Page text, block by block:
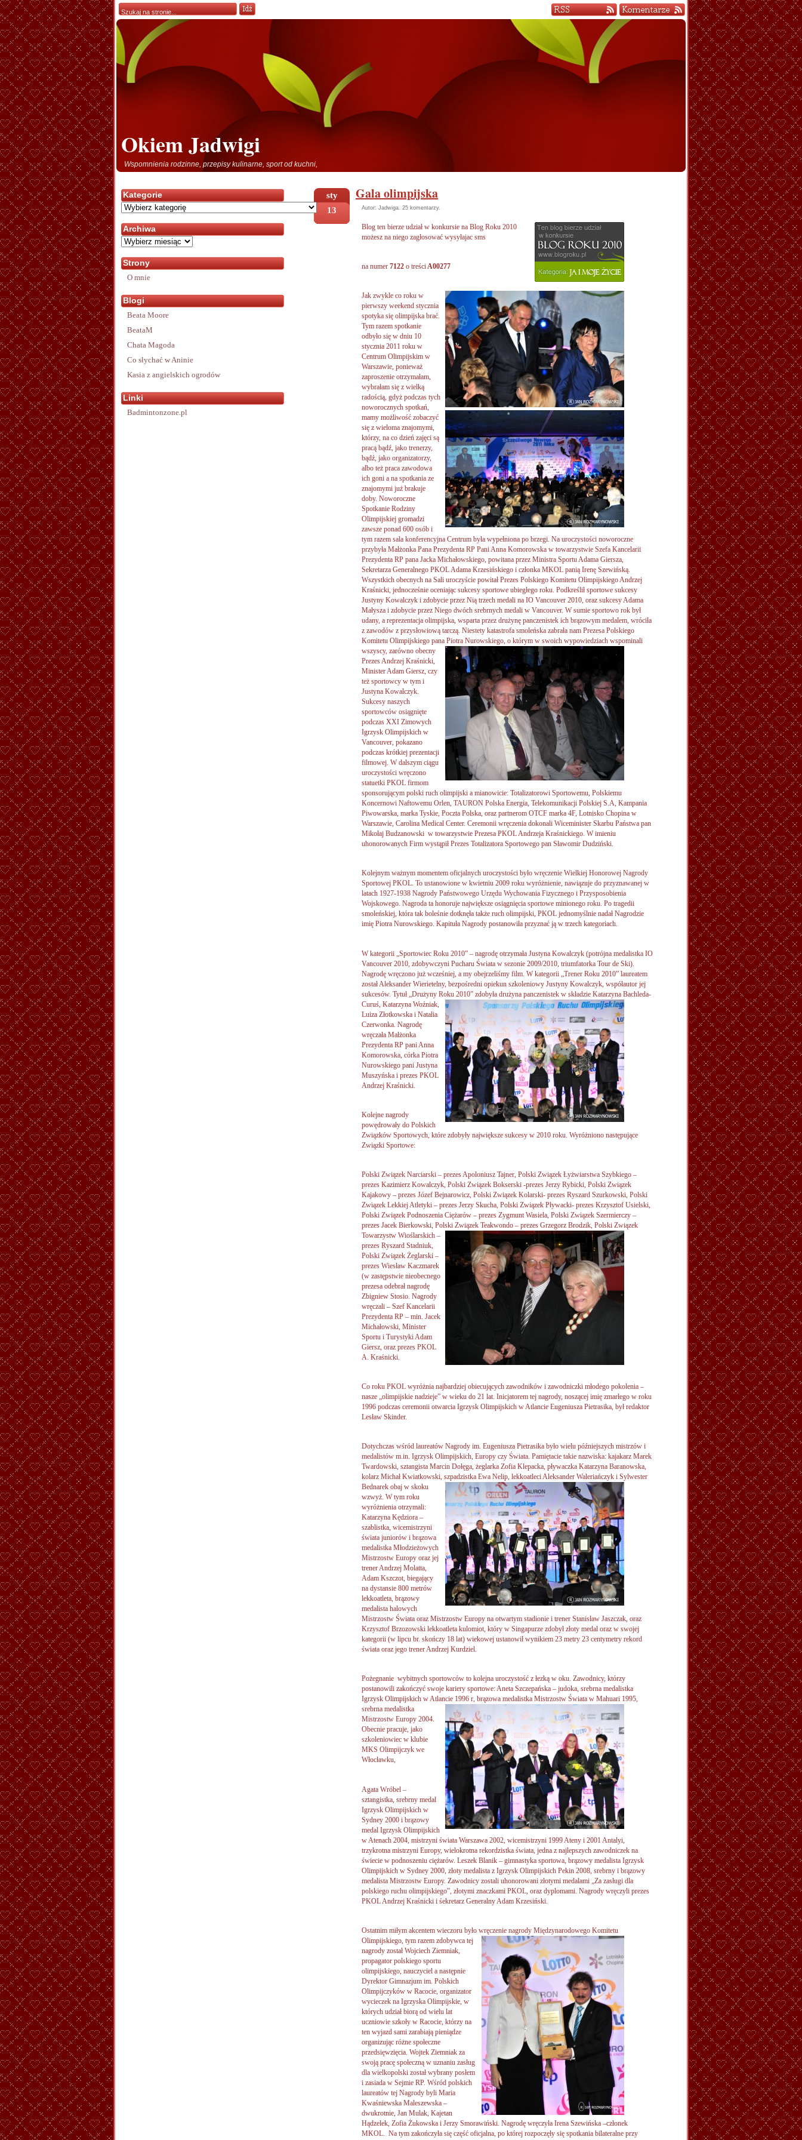
Okiem Jadwigi
Wspomnienia rodzinne, przepisy kulinarne, sport od kuchni,
sty
13
Gala olimpijska
Autor: Jadwiga. 25 komentarzy.
Blog ten bierze udział w konkursie na Blog Roku 2010
możesz na niego zagłosować wysyłajac sms
na numer 7122 o treściA00277
Jak zwykle co roku w
pierwszy weekend stycznia
spotyka się olimpijska brać.
Tym razem spotkanie
odbyło się w dniu 10
stycznia 2011 roku w
Centrum Olimpijskim w
Warszawie, ponieważ
zaproszenie otrzymałam,
wybrałam się z wielką
radością, gdyż podczas tych
noworocznych spotkań,
mamy możliwość zobaczyć
się z wieloma znajomymi,
którzy, na co dzień zajęci są
pracą bądź, jako trenerzy,
bądź, jako organizatorzy,
albo też praca zawodowa
ich goni a na spotkania ze
znajomymi już brakuje
doby. Noworoczne
Spotkanie Rodziny
Olimpijskiej gromadzi
zawsze ponad 600 osób i
tym razem sala konferencyjna Centrum była wypełniona po brzegi. Na uroczystości noworoczne
przybyła Małżonka Pana Prezydenta RP Pani Anna Komorowska w towarzystwie Szefa Kancelarii
Prezydenta RP pana Jacka Michałowskiego, powitana przez Ministra Sportu Adama Giersza,
Sekretarza Generalnego PKOL Adama Krzesińskiego i członka MKOL panią Irenę Szewińską.
Wszystkich obecnych na Sali uroczyście powitał Prezes Polskiego Komitetu Olimpijskiego Andrzej
Kraśnicki, jednocześnie oceniając sukcesy sportowe ubiegłego roku. Podkreślił sportowe sukcesy
Justyny Kowalczyk i zdobycie przez Nią trzech medali na IO Vancouver 2010, oraz sukcesy Adama
Małysza i zdobycie przez Niego dwóch srebrnych medali w Vancouver. W sumie sportowo rok był
udany, a reprezentacja olimpijska, wsparta przez drużynę panczenistek ich brązowym medalem, wróciła
z zawodów z przysłowiową tarczą. Niestety katastrofa smoleńska zabrała nam Prezesa Polskiego
Komitetu Olimpijskiego pana Piotra Nurowskiego, o którym w swoich wypowiedziach wspominali
wszyscy, zarówno obecny
Prezes Andrzej Kraśnicki,
Minister Adam Giersz, czy
też sportowcy w tym i
Justyna Kowalczyk.
Sukcesy naszych
sportowców osiągnięte
podczas XXI Zimowych
Igrzysk Olimpijskich w
Vancouver, pokazano
podczas krótkiej prezentacji
filmowej. W dalszym ciągu
uroczystości wręczono
statuetki PKOL firmom
sponsorującym polski ruch olimpijski a mianowicie: Totalizatorowi Sportowemu, Polskiemu
Koncernowi Naftowemu Orlen, TAURON Polska Energia, Telekomunikacji Polskiej S.A, Kampania
Piwowarska, marka Tyskie, Poczta Polska, oraz partnerom OTCF marka 4F, Lotnisko Chopina w
Warszawie, Carolina Medical Center. Ceremonii wręczenia dokonali Wiceminister Skarbu Państwa pan
Mikołaj Budzanowski w towarzystwie Prezesa PKOL Andrzeja Kraśnickiego. W imieniu
uhonorowanych Firm wystąpił Prezes Totalizatora Sportowego pan Sławomir Dudziński.
Kolejnym ważnym momentem oficjalnych uroczystości było wręczenie Wielkiej Honorowej Nagrody
Sportowej PKOL. To ustanowione w kwietniu 2009 roku wyróżnienie, nawiązuje do przyznawanej w
latach 1927-1938 Nagrody Państwowego Urzędu Wychowania Fizycznego i Przysposobienia
Wojskowego. Nagroda ta honoruje największe osiągnięcia sportowe minionego roku. Po tragedii
smoleńskiej, która tak boleśnie dotknęła także ruch olimpijski, PKOL jednomyślnie nadał Nagrodzie
imię Piotra Nurowskiego. Kapituła Nagrody postanowiła przyznać ją w trzech kategoriach.
W kategorii „Sportowiec Roku 2010” – nagrodę otrzymała Justyna Kowalczyk (potrójna medalistka IO
Vancouver 2010, zdobywczyni Pucharu Świata w sezonie 2009/2010, triumfatorka Tour de Ski).
Nagrodę wręczono już wcześniej, a my obejrzeliśmy film. W kategorii „Trener Roku 2010” laureatem
został Aleksander Wierietelny, bezpośredni opiekun szkoleniowy Justyny Kowalczyk, współautor jej
sukcesów. Tytuł „Drużyny Roku 2010” zdobyła drużyna panczenistek w składzie Katarzyna Bachleda-
Curuś, Katarzyna Woźniak,
Luiza Złotkowska i Natalia
Czerwonka. Nagrodę
wręczała Małżonka
Prezydenta RP pani Anna
Komorowska, córka Piotra
Nurowskiego pani Justyna
Muszyńska i prezes PKOL
Andrzej Kraśnicki.
Kolejne nagrody
powędrowały do Polskich
Związków Sportowych, które zdobyły największe sukcesy w 2010 roku. Wyróżniono następujące
Związki Sportowe:
Polski Związek Narciarski – prezes Apoloniusz Tajner, Polski Związek Łyżwiarstwa Szybkiego –
prezes Kazimierz Kowalczyk, Polski Związek Bokserski -prezes Jerzy Rybicki, Polski Związek
Kajakowy – prezes Józef Bejnarowicz, Polski Związek Kolarski- prezes Ryszard Szurkowski, Polski
Związek Lekkiej Atletyki – prezes Jerzy Skucha, Polski Związek Pływacki- prezes Krzysztof Usielski,
Polski Związek Podnoszenia Ciężarów – prezes Zygmunt Wasiela, Polski Związek Szermierczy –
prezes Jacek Bierkowski, Polski Związek Teakwondo – prezes Grzegorz Brodzik, Polski Związek
Towarzystw Wioślarskich –
prezes Ryszard Stadniuk,
Polski Związek Żeglarski –
prezes Wiesław Kaczmarek
(w zastępstwie nieobecnego
prezesa odebrał nagrodę
Zbigniew Stosio. Nagrody
wręczali – Szef Kancelarii
Prezydenta RP – min. Jacek
Michałowski, Minister
Sportu i Turystyki Adam
Giersz, oraz prezes PKOL
A. Kraśnicki.
Co roku PKOL wyróżnia najbardziej obiecujących zawodników i zawodniczki młodego pokolenia –
nasze „olimpijskie nadzieje” w wieku do 21 lat. Inicjatorem tej nagrody, noszącej imię zmarłego w roku
1996 podczas ceremonii otwarcia Igrzysk Olimpijskich w Atlancie Eugeniusza Pietrasika, był redaktor
Lesław Skinder.
Dotychczas wśród laureatów Nagrody im. Eugeniusza Pietrasika było wielu późniejszych mistrzów i
medalistów m.in. Igrzysk Olimpijskich, Europy czy Świata. Pamiętacie takie nazwiska: kajakarz Marek
Twardowski, sztangista Marcin Dołęga, żeglarka Zofia Klepacka, pływaczka Katarzyna Baranowska,
kolarz Michał Kwiatkowski, szpadzistka Ewa Nelip, lekkoatleci Aleksander Waleriańczyk i Sylwester
Bednarek obaj w skoku
wzwyż. W tym roku
wyróżnienia otrzymali:
Katarzyna Kędziora –
szablistka, wicemistrzyni
świata juniorów i brązowa
medalistka Młodzieżowych
Mistrzostw Europy oraz jej
trener Andrzej Molatta,
Adam Kszczot, biegający
na dystansie 800 metrów
lekkoatleta, brązowy
medalista halowych
Mistrzostw Świata oraz Mistrzostw Europy na otwartym stadionie i trener Stanisław Jaszczak, oraz
Krzysztof Brzozowski lekkoatleta kulomiot, który w Singapurze zdobył złoty medal oraz w swojej
kategorii (w lipcu br. skończy 18 lat) wiekowej ustanowił wynikiem 23 metry 23 centymetry rekord
świata oraz jego trener Andrzej Kurdziel.
Pożegnanie wybitnych sportowców to kolejna uroczystość z łezką w oku. Zawodnicy, którzy
postanowili zakończyć swoje kariery sportowe: Aneta Szczepańska – judoka, srebrna medalistka
Igrzysk Olimpijskich w Atlancie 1996 r, brązowa medalistka Mistrzostw Świata w Mahuari 1995,
srebrna medalistka
Mistrzostw Europy 2004.
Obecnie pracuje, jako
szkoleniowiec w klubie
MKS Olimpijczyk we
Włocławku,
Agata Wróbel –
sztangistka, srebrny medal
Igrzysk Olimpijskich w
Sydney 2000 i brązowy
medal Igrzysk Olimpijskich
w Atenach 2004, mistrzyni świata Warszawa 2002, wicemistrzyni 1999 Ateny i 2001 Antalyi,
trzykrotna mistrzyni Europy, wielokrotna rekordzistka świata, jedna z najlepszych zawodniczek na
świecie w podnoszeniu ciężarów. Leszek Blanik – gimnastyka sportowa, brązowy medalista Igrzysk
Olimpijskich w Sydney 2000, złoty medalista z Igrzysk Olimpijskich Pekin 2008, srebrny i brązowy
medalista Mistrzostw Europy. Zawodnicy zostali uhonorowani złotymi medalami „Za zasługi dla
polskiego ruchu olimpijskiego”, złotymi znaczkami PKOL, oraz dyplomami. Nagrody wręczyli prezes
PKOL Andrzej Kraśnicki i śekretarz Generalny Adam Krzesiński.
Ostatnim miłym akcentem wieczoru było wręczenie nagrody Międzynarodowego Komitetu
Olimpijskiego, tym razem zdobywca tej
nagrody został Wojciech Ziemniak,
propagator polskiego sportu
olimpijskiego, nauczyciel a następnie
Dyrektor Gimnazjum im. Polskich
Olimpijczyków w Racocie, organizator
wycieczek na Igrzyska Olimpijskie, w
których udział biorą od wielu lat
uczniowie szkoły w Racocie, którzy na
ten wyjazd sami zarabiają pieniądze
organizując różne społeczne
przedsięwzięcia. Wojtek Ziemniak za
swoją pracę społeczną w uznaniu zasług
dla wielkopolski został wybrany posłem
i zasiada w Sejmie RP. Wśród polskich
laureatów tej Nagrody byli Maria
Kwaśniewska Maleszewska –
dwukrotnie, Jan Mulak, Kajetan
Hądzelek, Zofia Żukowska i Jerzy Smorawiński. Nagrodę wręczyła Irena Szewińska –członek
MKOL. Na tym zakończyła się część oficjalna, po której rozpoczęły się spotkania bilateralne przy
Kategorie
Kategorie
Archiwa
Archiwa
Strony
O mnie
Blogi
Beata Moore
BeataM
Chata Magoda
Co słychać w Aninie
Kasia z angielskich ogrodów
Linki
Badmintonzone.pl